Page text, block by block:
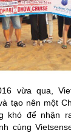
vừa qua,
tạo nên một
khó để nhận
cùng